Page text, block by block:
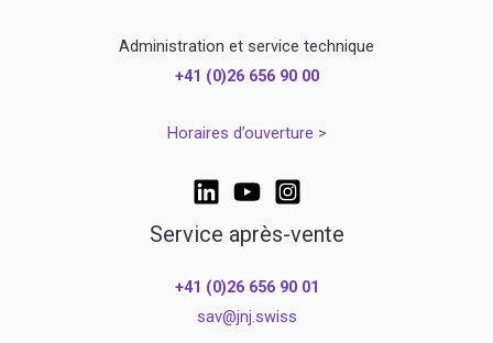
Administration et service technique
+41 (0)26 656 90 00
Horaires d’ouverture >
Service après-vente
+41 (0)26 656 90 01
sav@jnj.swiss